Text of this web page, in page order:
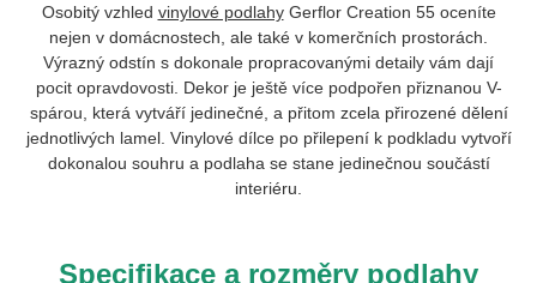
Osobitý vzhled vinylové podlahyGerflor Creation 55 oceníte
nejen v domácnostech, ale také v komerčních prostorách.
Výrazný odstín s dokonale propracovanými detaily vám dají
pocit opravdovosti. Dekor je ještě více podpořen přiznanou V-
spárou, která vytváří jedinečné, a přitom zcela přirozené dělení
jednotlivých lamel. Vinylové dílce po přilepení k podkladu vytvoří
dokonalou souhru a podlaha se stane jedinečnou součástí
interiéru.
Specifikace a rozměry podlahy